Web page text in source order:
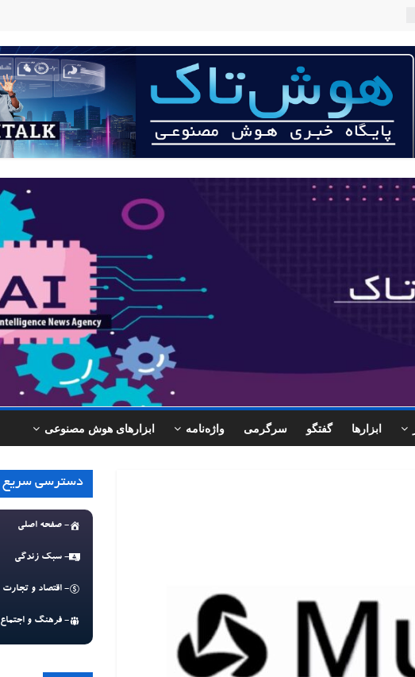
ابزارها گفتگو سرگرمی واژه‌نامه ابزارهای هوش مصنوعی
دسترسی سریع
- صفحه اصلی
- سبک زندگی
- اقتصاد و تجارت
- فرهنگ و اجتماع